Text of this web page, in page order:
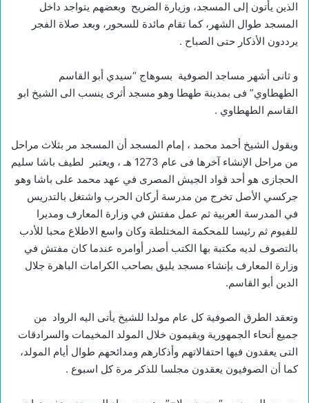
الذين يأتون إلى المسجد، وزيارة الضريح وبعضهم يتواجد داخل
المسجد طوال الشهر، كما تقام مائدة للسحور، وبعد صلاة الفجر
يرددون الأذكار حتى الصباح .
و ثانى أشهر مساجد الصوفية بسوهاج “سيدي أبو القاسم
الطهطاوي” فى بمدينة طهطا وهو مسجد أثرى ينسب الى الشيخ ابو
القاسم الطهطاوي .
ويقول الشيخ أحمد محمد ، إمام المسجد أن المسجد مر بثلاث مراحل
من مراحل الإنشاء آخرها فى عام 1273 هـ ، ويعتبر لطيف باشا سليم
الحجازى هو أحد قواد الجيش المصرى في عهد محمد على باشا وهو
جركسي الأصل تخرج من مدرسة أركان الحرب واشتغل بالتدريس
في المدرسة العربية ثم عمل مفتش في وزارة المعارف ومديرا
للفيوم ثم رئيسا للمحكمة المختلطة وكان واسع الاطلاع محبا للأدب
بالتصوف لديه مكتبة بها الكتب أصدر أوامره عندما كان مفتش في
وزارة المعارف بإنشاء مسجد يليق بصاحب الكرامات الباهرة جلال
الدين أبو القاسم.
وتعقد الطرق الصوفية كل عام مولدا للشيخ يأتى اليه الرواد من
جميع أنحاء الجمهورية ويقيمون خلال المولد المخيمات والسرادقات
التى يعقدون فيها احتفالاتهم وأذكارهم ومدائحهم طوال أيام المولد،
كما أن الصوفيون يعقدون مجلسا للذكر مرة كل اسبوع .